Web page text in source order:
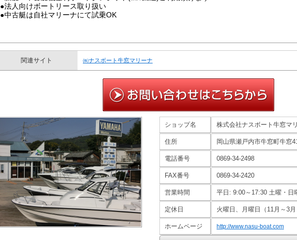
●法人向けボートリース取り扱い
●中古艇は自社マリーナにて試乗OK
関連サイト ㈱ナスボート牛窓マリーナ
ショップ名 株式会社ナスボート牛窓マ
住所 岡山県瀬戸内市牛窓町牛窓
電話番号 0869-34-2498
FAX番号 0869-34-2420
営業時間 平日: 9:00～17:30 土曜・日
定休日 火曜日、月曜日（11月～3
ホームページ http://www.nasu-boat.com